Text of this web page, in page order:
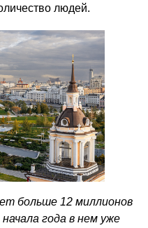
людей.
больше 12 миллионов
года в нем уже